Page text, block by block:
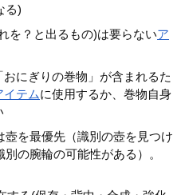
る)
を？と出るもの)は要らないア
にぎりの巻物」が含まれるた
イテムに使用するか、巻物自身
壺を最優先（識別の壺を見つけ
の腕輪の可能性がある）。